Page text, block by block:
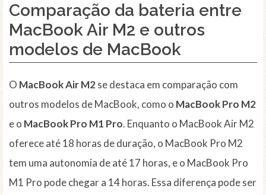
Comparação da bateria entre
MacBook Air M2 e outros
modelos de MacBook
O MacBook Air M2se destaca em comparação com
outros modelos de MacBook, como o MacBook Pro M2
e o MacBook Pro M1 Pro. Enquanto o MacBook Air M2
oferece até 18 horas de duração, o MacBook Pro M2
tem uma autonomia de até 17 horas, e o MacBook Pro
M1 Pro pode chegar a 14 horas. Essa diferença pode ser